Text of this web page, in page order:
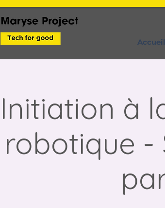
Accueil
Initiation à
robotique -